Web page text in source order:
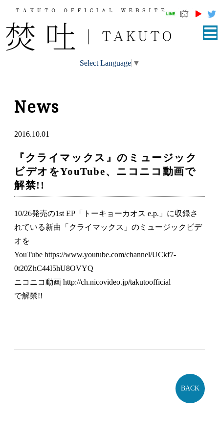
Select Language ▼
News
2016.10.01
『クライマックス』のミュージック
ビデオをYouTube、ニコニコ動画で
解禁!!
10/26発売の1st EP「トーキョーカオス e.p.」に収録さ
れている新曲「クライマックス」のミュージックビデ
オを
YouTube https://www.youtube.com/channel/UCkf7-
0t20ZhC44I5hU8OVYQ
ニコニコ動画 http://ch.nicovideo.jp/takutoofficial
で解禁!!
BACK